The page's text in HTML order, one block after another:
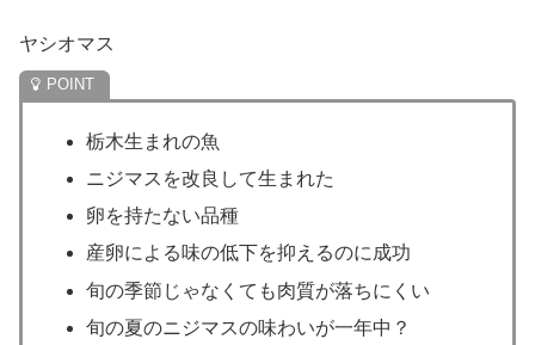
ヤシオマス
栃木生まれの魚
ニジマスを改良して生まれた
卵を持たない品種
産卵による味の低下を抑えるのに成功
旬の季節じゃなくても肉質が落ちにくい
旬の夏のニジマスの味わいが一年中？